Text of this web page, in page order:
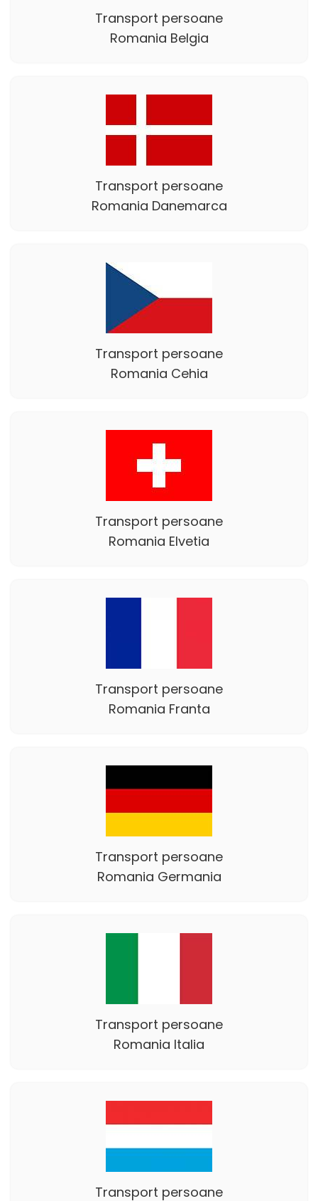
Transport persoane
Romania Belgia
Transport persoane
Romania Danemarca
Transport persoane
Romania Cehia
Transport persoane
Romania Elvetia
Transport persoane
Romania Franta
Transport persoane
Romania Germania
Transport persoane
Romania Italia
Transport persoane